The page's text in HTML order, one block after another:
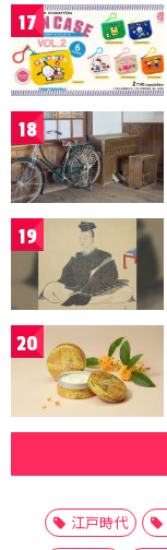
17
18
19
20
江戸時代